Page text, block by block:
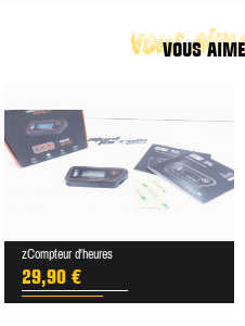
VOUS
vous
zCompteur d'heures
29,90 €